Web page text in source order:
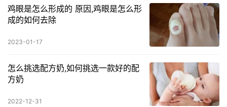
鸡眼是怎么形成的 原因,鸡眼是怎么形
成的如何去除
2023-01-17
怎么挑选配方奶,如何挑选一款好的配
方奶
2022-12-31